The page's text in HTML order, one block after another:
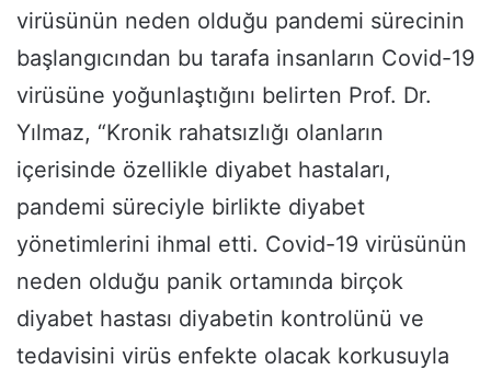
virüsünün neden olduğu pandemi sürecinin
başlangıcından bu tarafa insanların Covid-19
virüsüne yoğunlaştığını belirten Prof. Dr.
Yılmaz, “Kronik rahatsızlığı olanların
içerisinde özellikle diyabet hastaları,
pandemi süreciyle birlikte diyabet
yönetimlerini ihmal etti. Covid-19 virüsünün
neden olduğu panik ortamında birçok
diyabet hastası diyabetin kontrolünü ve
tedavisini virüs enfekte olacak korkusuyla